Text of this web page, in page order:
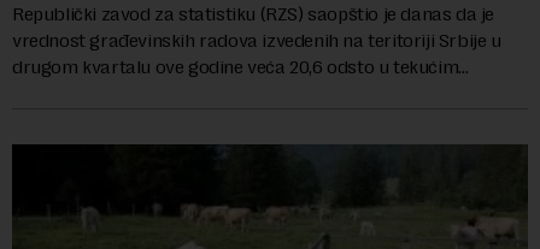
Republički zavod za statistiku (RZS) saopštio je danas da je
vrednost građevinskih radova izvedenih na teritoriji Srbije u
drugom kvartalu ove godine veća 20,6 odsto u tekućim